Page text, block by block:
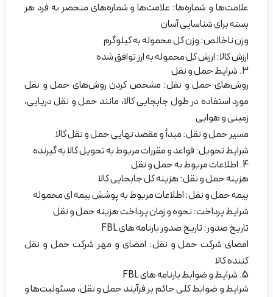
علامت‌ها و شماره‌ها: علامت‌ها و شماره‌های منحصر به فرد هر
بسته برای شناسایی آسان
وزن ناخالص: وزن کل محموله به کیلوگرم
ارزش کالا: ارزش کل محموله به ارز توافق شده
3. شرایط حمل و نقل
روش‌های حمل و نقل: مشخص کردن روش‌های حمل و نقل
مورد استفاده در طول جابجایی کالا، مانند حمل و نقل دریایی،
زمینی و هوایی
مسیر حمل و نقل: مبدأ و مقصد نهایی حمل و نقل کالا
شرایط تحویل: قواعد و مقررات مربوط به تحویل کالا به گیرنده
4. اطلاعات مربوط به حمل و نقل
هزینه حمل و نقل: هزینه کل جابجایی کالا
بیمه حمل و نقل: اطلاعات مربوط به پوشش بیمه ای محموله
شرایط پرداخت: نحوه و زمان پرداخت هزینه حمل و نقل
تاریخ صدور: تاریخ صدور بارنامه های FBL
امضای شرکت حمل و نقل: امضای و مهر شرکت حمل و نقل
کننده کالا
5. شرایط و ضوابط بارنامه های FBL
شرایط و ضوابط کلی حاکم بر فرآیند حمل و نقل، مسئولیت‌ها و